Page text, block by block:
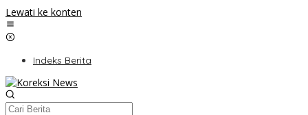
Lewati ke konten
Indeks Berita